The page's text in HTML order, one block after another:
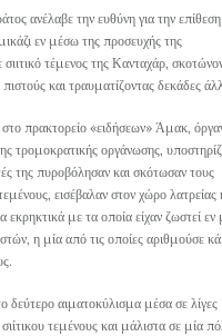
ανέλαβε την ευθύνη για την
εν μέσω της προσευχής της
τέμενος της Κανταχάρ,
πιστούς και τραυματίζοντας δεκάδες
πρακτορείο «ειδήσεων» Άμακ,
τρομοκρατικής οργάνωσης,
της πυροβόλησαν και σκότωσαν τους
εισέβαλαν στον χώρο λατρείας
εκρηκτικά με τα οποία είχαν ζωστεί
η μία από τις οποίες αριθμούσε
δεύτερο αιματοκύλισμα μέσα σε λίγες
σιίτικου τεμένους και μάλιστα σε μία